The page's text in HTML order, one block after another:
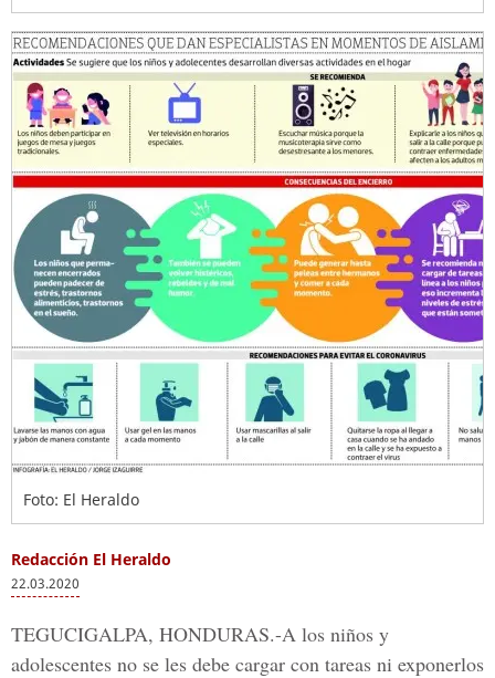
Foto: El Heraldo
Redacción El Heraldo
22.03.2020
TEGUCIGALPA, HONDURAS.-A los niños y
adolescentes no se les debe cargar con tareas ni exponerlos